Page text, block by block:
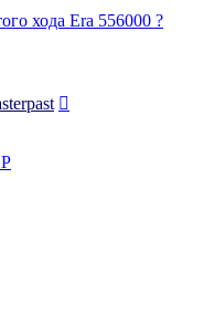
хода Era 556000 ?